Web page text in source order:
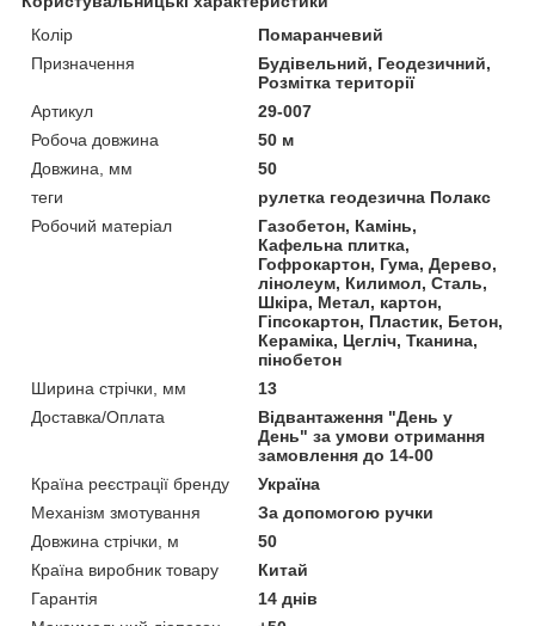
Колір
Помаранчевий
Призначення
Будівельний, Геодезичний,
Розмітка території
Артикул
29-007
Робоча довжина
50 м
Довжина, мм
50
теги
рулетка геодезична Полакс
Робочий матеріал
Газобетон, Камінь,
Кафельна плитка,
Гофрокартон, Гума, Дерево,
лінолеум, Килимол, Сталь,
Шкіра, Метал, картон,
Гіпсокартон, Пластик, Бетон,
Кераміка, Цегліч, Тканина,
пінобетон
Ширина стрічки, мм
13
Доставка/Оплата
Відвантаження "День у
День" за умови отримання
замовлення до 14-00
Країна реєстрації бренду
Україна
Механізм змотування
За допомогою ручки
Довжина стрічки, м
50
Країна виробник товару
Китай
Гарантія
14 днів